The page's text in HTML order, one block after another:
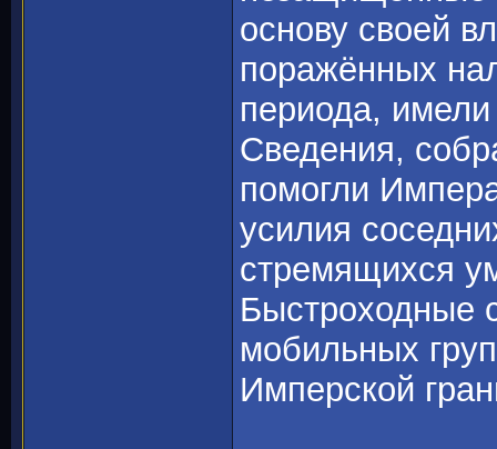
основу своей
поражённых
периода,
Сведения,
помогли
усилия
стремящихся
Быстроходные
мобильных
Имперской